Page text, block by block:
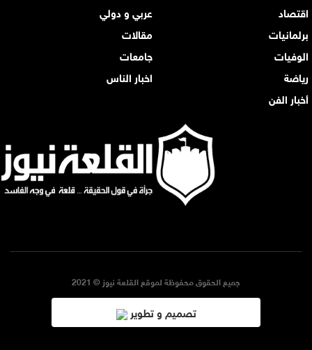
اقتصاد
عربي و دولي
برلمانيات
مقالات
الوفيات
جامعات
رياضة
اخبار الناس
أخبار الفن
جميع الحقوق محفوظة لموقع القلعة نيوز © 2021
تصميم و تطوير